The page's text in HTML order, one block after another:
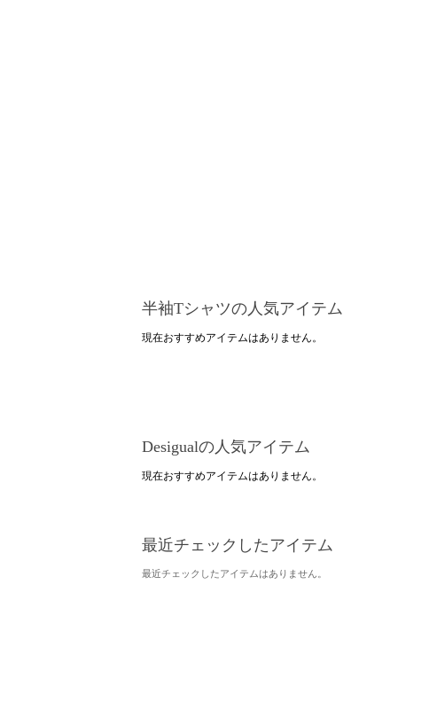
半袖Tシャツの人気アイテム
現在おすすめアイテムはありません。
Desigualの人気アイテム
現在おすすめアイテムはありません。
最近チェックしたアイテム
最近チェックしたアイテムはありません。